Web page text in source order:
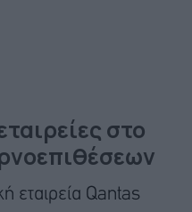
στο
εταιρεία Qantas